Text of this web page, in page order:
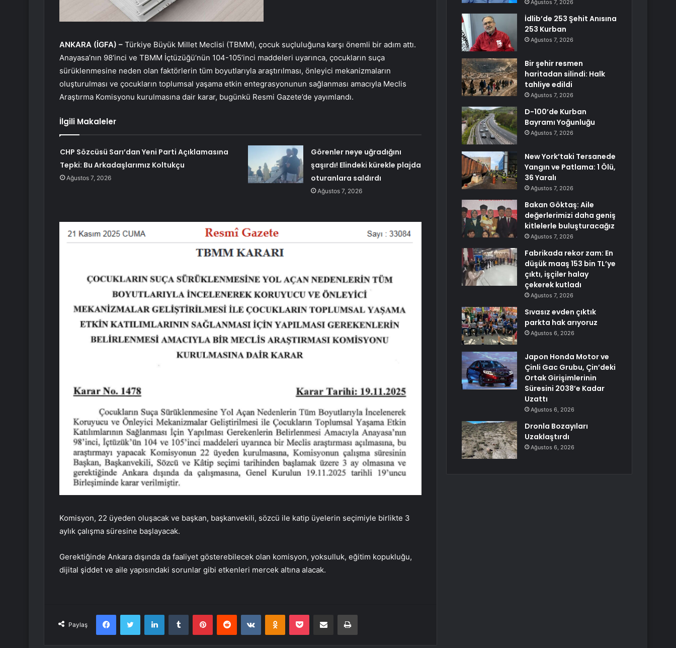
ANKARA (İGFA) – Türkiye Büyük Millet Meclisi (TBMM), çocuk suçluluğuna karşı önemli bir adım attı.
Anayasa’nın 98’inci ve TBMM İçtüzüğü’nün 104-105’inci maddeleri uyarınca, çocukların suça
sürüklenmesine neden olan faktörlerin tüm boyutlarıyla araştırılması, önleyici mekanizmaların
oluşturulması ve çocukların toplumsal yaşama etkin entegrasyonunun sağlanması amacıyla Meclis
Araştırma Komisyonu kurulmasına dair karar, bugünkü Resmi Gazete’de yayımlandı.
İlgili Makaleler
CHP Sözcüsü Sarı’dan Yeni Parti Açıklamasına
Tepki: Bu Arkadaşlarımız Koltukçu
Ağustos 7, 2026
Görenler neye uğradığını
şaşırdı! Elindeki kürekle plajda
oturanlara saldırdı
Ağustos 7, 2026
Komisyon, 22 üyeden oluşacak ve başkan, başkanvekili, sözcü ile katip üyelerin seçimiyle birlikte 3
aylık çalışma süresine başlayacak.
Gerektiğinde Ankara dışında da faaliyet gösterebilecek olan komisyon, yoksulluk, eğitim kopukluğu,
dijital şiddet ve aile yapısındaki sorunlar gibi etkenleri mercek altına alacak.
Paylaş
FacebookTwitter LinkedInTumblr PinterestReddit VKontakteOdnoklassniki
Pocket E-Posta ile paylaş Yazdır
Ağustos 7, 2026
İdlib’de 253 Şehit Anısına
253 Kurban
Ağustos 7, 2026
Bir şehir resmen
haritadan silindi: Halk
tahliye edildi
Ağustos 7, 2026
D-100’de Kurban
Bayramı Yoğunluğu
Ağustos 7, 2026
New York’taki Tersanede
Yangın ve Patlama: 1 Ölü,
36 Yaralı
Ağustos 7, 2026
Bakan Göktaş: Aile
değerlerimizi daha geniş
kitlelerle buluşturacağız
Ağustos 7, 2026
Fabrikada rekor zam: En
düşük maaş 153 bin TL’ye
çıktı, işçiler halay
çekerek kutladı
Ağustos 7, 2026
Sıvasız evden çıktık
parkta hak arıyoruz
Ağustos 6, 2026
Japon Honda Motor ve
Çinli Gac Grubu, Çin’deki
Ortak Girişimlerinin
Süresini 2038’e Kadar
Uzattı
Ağustos 6, 2026
Dronla Bozayıları
Uzaklaştırdı
Ağustos 6, 2026